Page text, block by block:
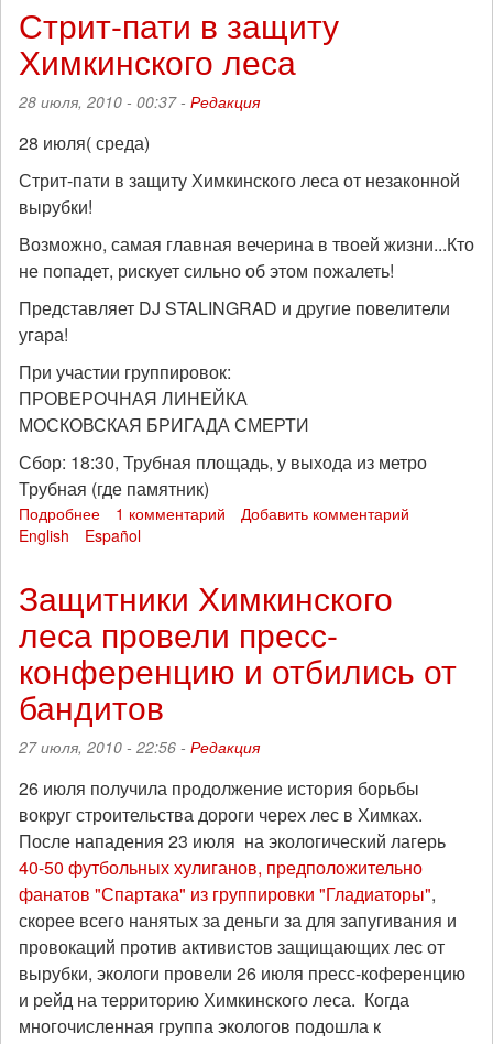
газеты
секции
МАТ
действие»
Стрит-пати в защиту
Химкинского леса
28 июля, 2010 - 00:37 - Редакция
28 июля( среда)
Стрит-пати в защиту Химкинского леса от незаконной
вырубки!
Возможно, самая главная вечерина в твоей жизни...Кто
не попадет, рискует сильно об этом пожалеть!
Представляет DJ STALINGRAD и другие повелители
угара!
При участии группировок:
ПРОВЕРОЧНАЯ ЛИНЕЙКА
МОСКОВСКАЯ БРИГАДА СМЕРТИ
Сбор: 18:30, Трубная площадь, у выхода из метро
Трубная (где памятник)
Подробнее
Стрит-
защиту
леса
1 комментарий
Добавить комментарий
English
Español
Защитники Химкинского
леса провели пресс-
конференцию и отбились от
бандитов
27 июля, 2010 - 22:56 - Редакция
26 июля получила продолжение история борьбы
вокруг строительства дороги черех лес в Химках.
После нападения 23 июля на экологический лагерь
40-50 футбольных хулиганов, предположительно
фанатов "Спартака" из группировки "Гладиаторы",
скорее всего нанятых за деньги за для запугивания и
провокаций против активистов защищающих лес от
вырубки, экологи провели 26 июля пресс-коференцию
и рейд на территорию Химкинского леса. Когда
многочисленная группа экологов подошла к